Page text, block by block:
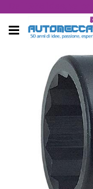
Open menu